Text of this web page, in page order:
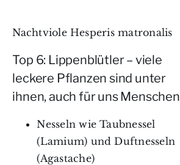
Nachtviole Hesperis matronalis
Top 6: Lippenblütler – viele
leckere Pflanzen sind unter
ihnen, auch für uns Menschen
Nesseln wie Taubnessel
(Lamium) und Duftnesseln
(Agastache)